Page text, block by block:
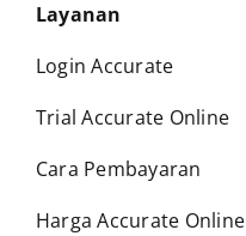
Layanan
Login Accurate
Trial Accurate Online
Cara Pembayaran
Harga Accurate Online